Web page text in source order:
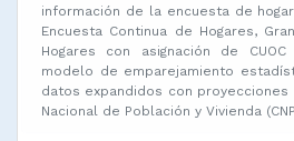
información de la encuesta de
Encuesta Continua de Hogares,
Hogares con asignación de
modelo de emparejamiento
datos expandidos con
Nacional de Población y Vivienda